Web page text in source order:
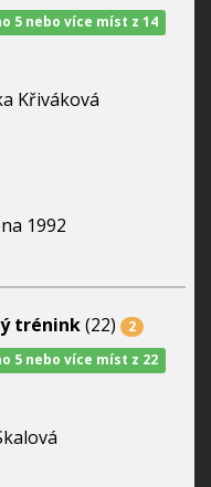
5 nebo více míst z 14
Křiváková
1992
trénink(22)
2
5 nebo více míst z 22